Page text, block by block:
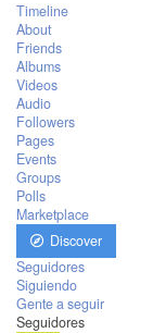
Timeline
About
Friends
Albums
Videos
Audio
Followers
Pages
Events
Groups
Polls
Marketplace
Discover
Seguidores
Siguiendo
Gente a seguir
Seguidores